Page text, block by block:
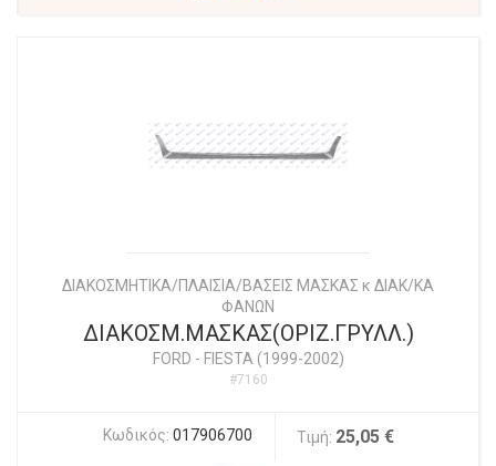
ΔΙΑΚΟΣΜΗΤΙΚΑ/ΠΛΑΙΣΙΑ/ΒΑΣΕΙΣ ΜΑΣΚΑΣ κ ΔΙΑΚ/ΚΑ
ΦΑΝΩΝ
ΔΙΑΚΟΣΜ.ΜΑΣΚΑΣ(ΟΡΙΖ.ΓΡΥΛΛ.)
FORD - FIESTA (1999-2002)
#7160
Κωδικός: 017906700 Τιμή: 25,05 €